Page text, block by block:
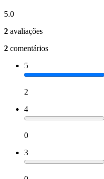
5.0
2 avaliações
2 comentários
5
2
4
0
3